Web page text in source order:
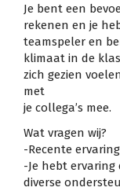
Je bent een
rekenen en je
teamspeler en
klimaat in de
zich gezien
met
je collega’s mee.
Wat vragen wij?
-Recente
-Je hebt
diverse